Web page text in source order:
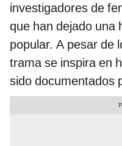
investigadores de
que han dejado una
popular. A pesar de
trama se inspira en
sido documentados